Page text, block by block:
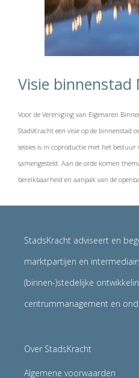
Visie
Voor de Vereniging van Eigenaren
StadsKracht een visie op de binnenstad
sessies is in coproductie met het bestuur
samengesteld. Aan de orde komen
bereikbaarheid en aanpak van de
StadsKracht adviseert en
marktpartijen en
(binnen-)stedelijke
centrummanagement en
Over StadsKracht
Algemene voorwaarden